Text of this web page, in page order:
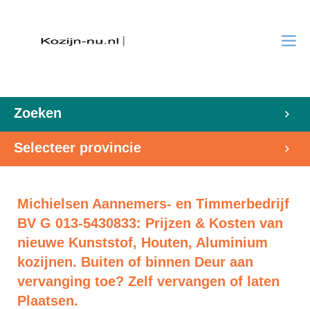
Zoeken
Selecteer provincie
Michielsen Aannemers- en Timmerbedrijf
BV G 013-5430833: Prijzen & Kosten van
nieuwe Kunststof, Houten, Aluminium
kozijnen. Buiten of binnen Deur aan
vervanging toe? Zelf vervangen of laten
Plaatsen.